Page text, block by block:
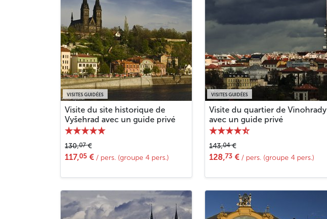
VISITES GUIDÉES
Visite du site historique de
Vyšehrad avec un guide privé
130,07€
117,05 € / pers. (groupe 4 pers.)
VISITES GUIDÉES
Visite du quartier de Vinohrady
avec un guide privé
143,04€
128,73 € / pers. (groupe 4 pers.)